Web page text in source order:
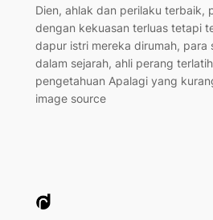
Dien, ahlak dan perilaku terbaik,
dengan kekuasan terluas tetapi
dapur istri mereka dirumah, para
dalam sejarah, ahli perang
pengetahuan Apalagi yang
image source